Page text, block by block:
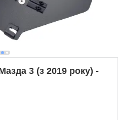
3 (з 2019 року) -